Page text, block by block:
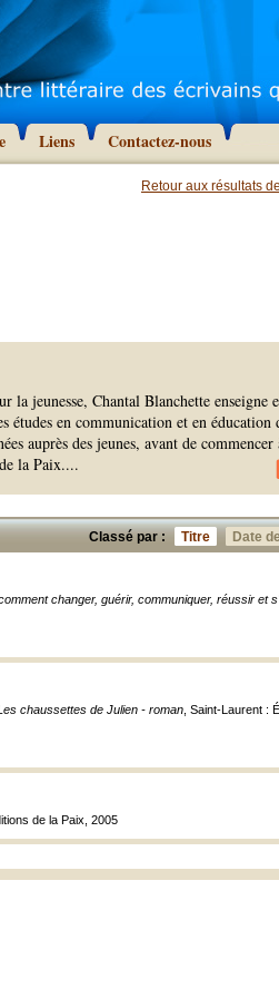
Liens Contactez-nous
Retour aux résultats
jeunesse, Chantal Blanchette enseigne
en communication et en éducation
auprès des jeunes, avant de
la Paix....
Classé par : Titre Date
changer, guérir, communiquer, réussir et
chaussettes de Julien - roman , Saint-Laurent :
de la Paix, 2005